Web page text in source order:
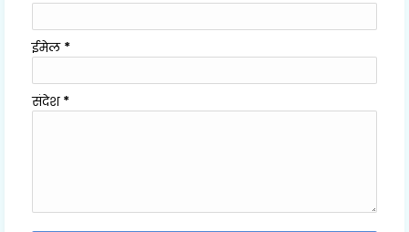
ईमेल *
संदेश *